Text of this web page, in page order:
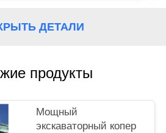
ДЕТАЛИ
продукты
Мощный
экскаваторный копер